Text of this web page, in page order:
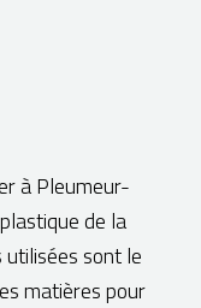
à Pleumeur-
de la
sont le
matières pour